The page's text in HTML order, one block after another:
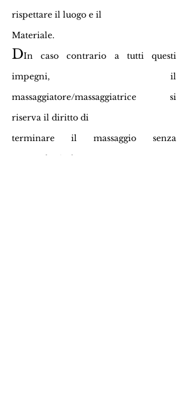
rispettare il luogo e il
Materiale.
DIn caso contrario a tutti questi
impegni, il
massaggiatore/massaggiatrice si
riserva il diritto di
terminare il massaggio senza
eventuale rimborso.